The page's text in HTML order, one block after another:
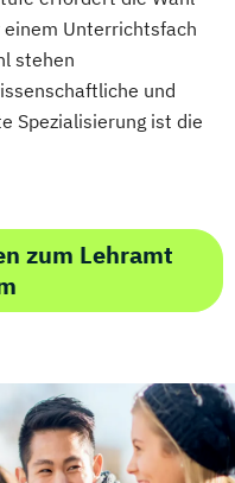
Unterrichtsfach
stehen
und
Spezialisierung ist die
zum Lehramt